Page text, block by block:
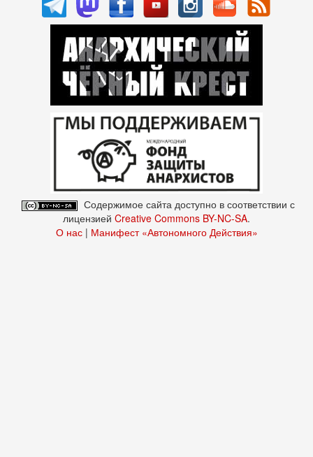
Содержимое сайта доступно в соответствии с
лицензией Creative Commons BY-NC-SA.
О нас| Манифест «Автономного Действия»